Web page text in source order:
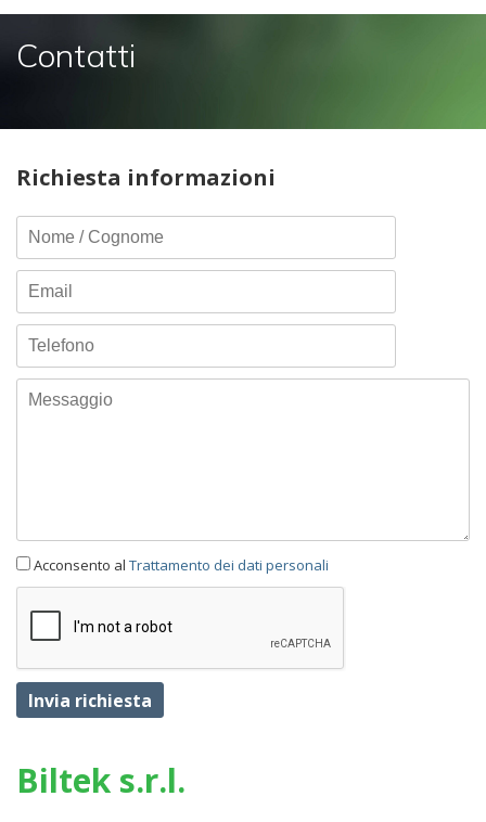
Contatti
Richiesta informazioni
Acconsento al Trattamento dei dati personali
Invia richiesta
Biltek s.r.l.